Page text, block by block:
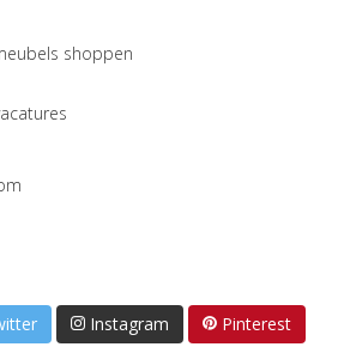
shoppen
Instagram Pinterest